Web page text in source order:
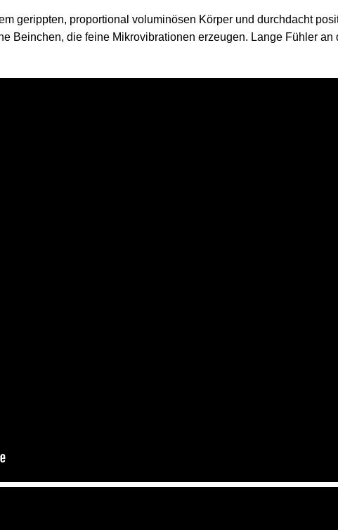
gerippten, proportional voluminösen Körper und durchdacht
Beinchen, die feine Mikrovibrationen erzeugen. Lange Fühler